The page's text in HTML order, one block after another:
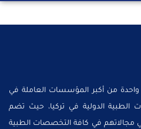
واحدة من أكبر المؤسسات العاملة في
الطبية الدولية في تركيا، حيث تضم
مجالاتهم في كافة التخصصات الطبية